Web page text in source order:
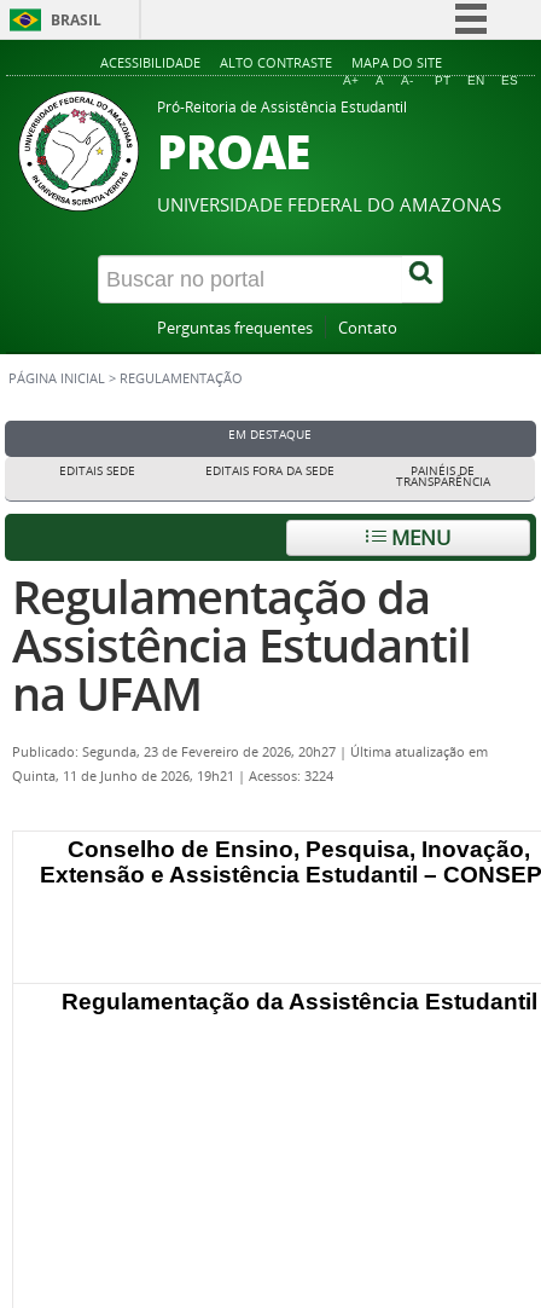
BRASIL
Simplifique!
Comunica BR
Legislação
Canais
ACESSIBILIDADE ALTO CONTRASTE MAPA DO SITE
A+ A A- PT EN ES
Pró-Reitoria de Assistência Estudantil
PROAE
UNIVERSIDADE FEDERAL DO AMAZONAS
Perguntas frequentes Contato
PÁGINA INICIAL > REGULAMENTAÇÃO
EM DESTAQUE
EDITAIS SEDE EDITAIS FORA DA SEDE PAINÉIS DE
TRANSPARÊNCIA
MENU
Regulamentação da
Assistência Estudantil
na UFAM
Publicado: Segunda, 23 de Fevereiro de 2026, 20h27 | Última atualização em
Quinta, 11 de Junho de 2026, 19h21 | Acessos: 3224
Conselho de Ensino, Pesquisa, Inovação,
Extensão e Assistência Estudantil –
Regulamentação da Assistência Estudantil